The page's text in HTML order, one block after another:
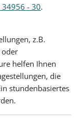
- 30.
z.B.
oder
helfen Ihnen
die
stundenbasiertes